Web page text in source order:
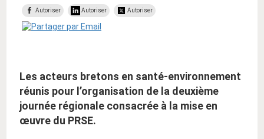
Autoriser Autoriser Autoriser
Les acteurs bretons en santé-environnement
réunis pour l’organisation de la deuxième
journée régionale consacrée à la mise en
œuvre du PRSE.